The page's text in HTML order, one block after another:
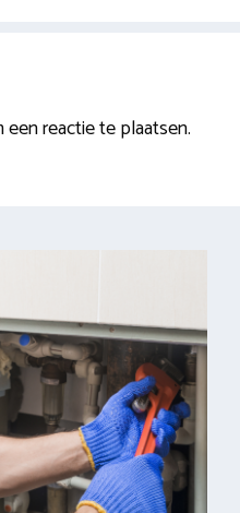
een reactie te plaatsen.